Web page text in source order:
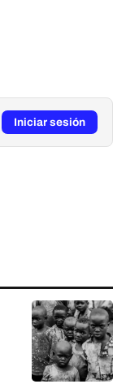
Iniciar sesión